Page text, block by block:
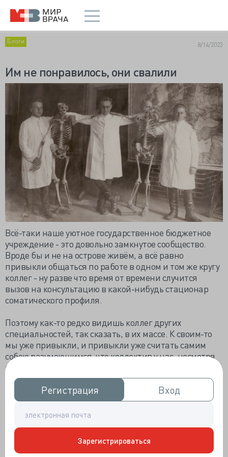
Регистрация
Регистрация Вход
Вход
Зарегистрироваться
Блоги 8/14/2023
Им не понравилось, они свалили
Всё-таки наше уютное государственное бюджетное
учреждение - это довольно замкнутое сообщество.
Вроде бы и не на острове живём, а всё равно
привыкли общаться по работе в одном и том же кругу
коллег - ну разве что время от времени случится
вызов на консультацию в какой-нибудь стационар
соматического профиля.
Поэтому как-то редко видишь коллег других
специальностей, так сказать, в их массе. К своим-то
мы уже привыкли, и привыкли уже считать самим
собою разумеющимся, что коллектив у нас, несмотря
на заметную долю докторов пенсионного возраста,
довольно молодой: есть доктора, которые на нашей
памяти пришли работать после института, да и
самим нам до пенсии ещё не то чтобы как до Китая в
известной позиции, но и не вот прямо в ближайшие
А тут случилась учёба по экспертизе временной